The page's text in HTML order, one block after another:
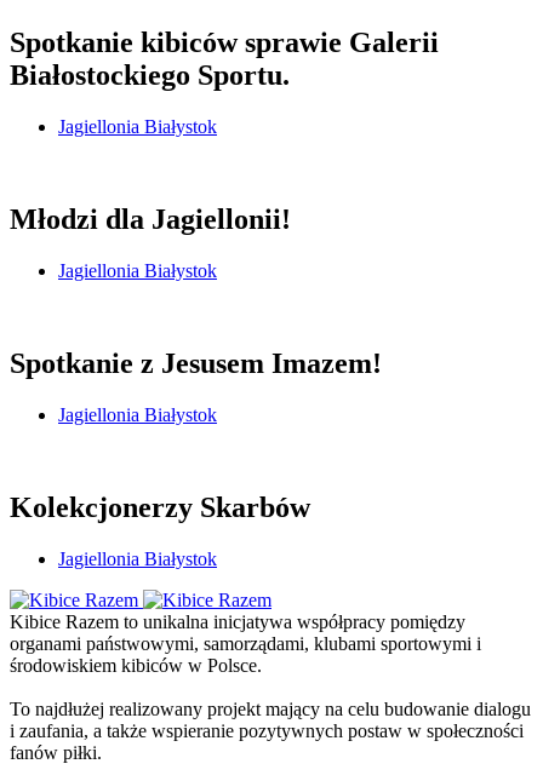
Spotkanie kibiców sprawie Galerii
Białostockiego Sportu.
Jagiellonia Białystok
Młodzi dla Jagiellonii!
Jagiellonia Białystok
Spotkanie z Jesusem Imazem!
Jagiellonia Białystok
Kolekcjonerzy Skarbów
Jagiellonia Białystok
Kibice Razem to unikalna inicjatywa współpracy pomiędzy
organami państwowymi, samorządami, klubami sportowymi i
środowiskiem kibiców w Polsce.
To najdłużej realizowany projekt mający na celu budowanie dialogu
i zaufania, a także wspieranie pozytywnych postaw w społeczności
fanów piłki.